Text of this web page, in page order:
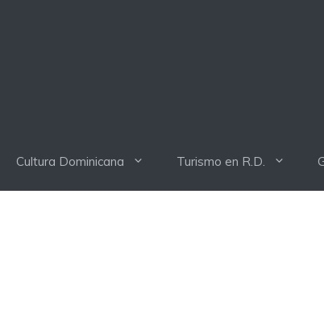
Cultura Dominicana Turismo en R.D.